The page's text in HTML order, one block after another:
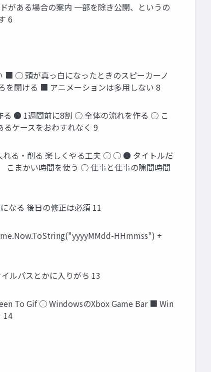
ある場合の案内 一部を除き公開、というの
6
■ ○ 頭が真っ白になったときのスピーカーノ
を開ける ■ アニメーションは多用しない 8
る ● 1週間前に8割 ○ 全体の流れを作る ○ こ
ケースをおわすれなく 9
れる・削る 楽しくやる工夫 ○ ○ ● タイトルだ
こまかい時間を使う ○ 仕事と仕事の隙間時間
なる 後日の修正は必須 11
HHmmss") +
ルパスとかに入りがち 13
To Gif ○ WindowsのXbox Game Bar ■ Win
14